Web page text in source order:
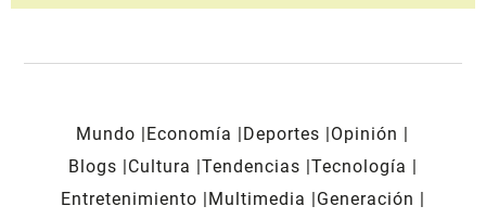
Mundo Economía Deportes
Opinión
Blogs
Cultura Tendencias Tecnología
Entretenimiento
Multimedia
Generación